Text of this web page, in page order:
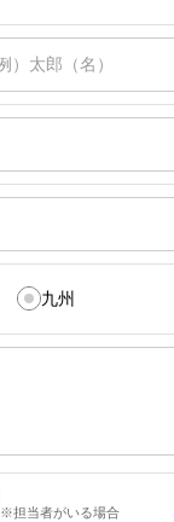
九州
※担当者がいる場合